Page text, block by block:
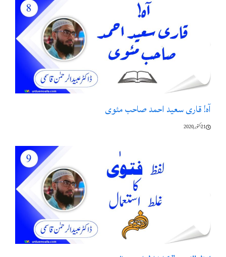
آہ! قاری سعید احمد صاحب مئوی
21 اکتوبر, 2020